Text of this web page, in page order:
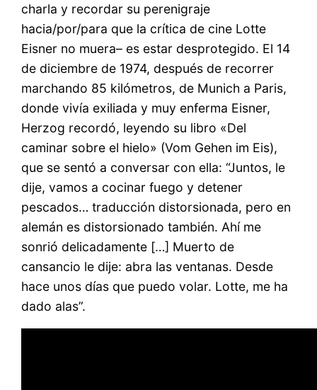
charla y recordar su perenigraje
hacia/por/para que la crítica de cine Lotte
Eisner no muera– es estar desprotegido. El 14
de diciembre de 1974, después de recorrer
marchando 85 kilómetros, de Munich a Paris,
donde vivía exiliada y muy enferma Eisner,
Herzog recordó, leyendo su libro «Del
caminar sobre el hielo» (Vom Gehen im Eis),
que se sentó a conversar con ella: “Juntos, le
dije, vamos a cocinar fuego y detener
pescados… traducción distorsionada, pero en
alemán es distorsionado también. Ahí me
sonrió delicadamente […] Muerto de
cansancio le dije: abra las ventanas. Desde
hace unos días que puedo volar. Lotte, me ha
dado alas”.